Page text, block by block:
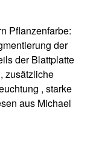
Pflanzenfarbe:
der
der Blattplatte
zusätzliche
, starke
aus Michael